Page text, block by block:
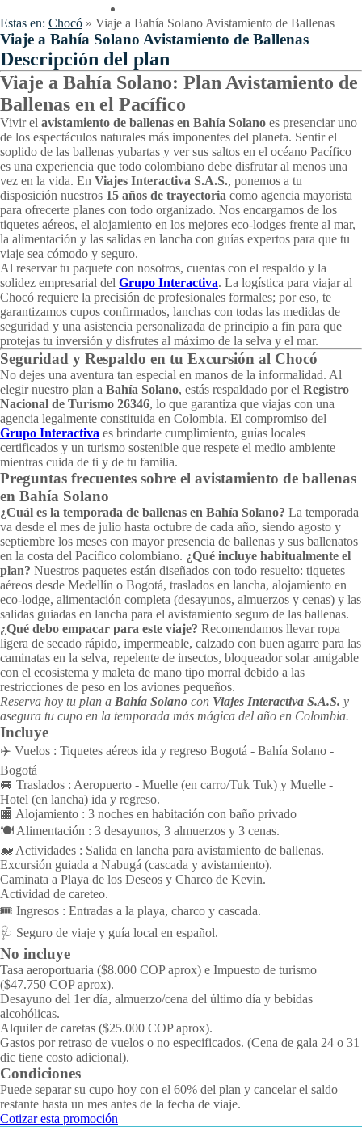
Estas en: Chocó » Viaje a Bahía Solano Avistamiento de Ballenas
Viaje a Bahía Solano Avistamiento de Ballenas
Descripción del plan
Viaje a Bahía Solano: Plan Avistamiento de
Ballenas en el Pacífico
Vivir el avistamiento de ballenas en Bahía Solano es presenciar uno
de los espectáculos naturales más imponentes del planeta. Sentir el
soplido de las ballenas yubartas y ver sus saltos en el océano Pacífico
es una experiencia que todo colombiano debe disfrutar al menos una
vez en la vida. En Viajes Interactiva S.A.S., ponemos a tu
disposición nuestros 15 años de trayectoria como agencia mayorista
para ofrecerte planes con todo organizado. Nos encargamos de los
tiquetes aéreos, el alojamiento en los mejores eco-lodges frente al mar,
la alimentación y las salidas en lancha con guías expertos para que tu
viaje sea cómodo y seguro.
Al reservar tu paquete con nosotros, cuentas con el respaldo y la
solidez empresarial del Grupo Interactiva. La logística para viajar al
Chocó requiere la precisión de profesionales formales; por eso, te
garantizamos cupos confirmados, lanchas con todas las medidas de
seguridad y una asistencia personalizada de principio a fin para que
protejas tu inversión y disfrutes al máximo de la selva y el mar.
Seguridad y Respaldo en tu Excursión al Chocó
No dejes una aventura tan especial en manos de la informalidad. Al
elegir nuestro plan a Bahía Solano, estás respaldado por el Registro
Nacional de Turismo 26346, lo que garantiza que viajas con una
agencia legalmente constituida en Colombia. El compromiso del
Grupo Interactiva es brindarte cumplimiento, guías locales
certificados y un turismo sostenible que respete el medio ambiente
mientras cuida de ti y de tu familia.
Preguntas frecuentes sobre el avistamiento de ballenas
en Bahía Solano
¿Cuál es la temporada de ballenas en Bahía Solano? La temporada
va desde el mes de julio hasta octubre de cada año, siendo agosto y
septiembre los meses con mayor presencia de ballenas y sus ballenatos
en la costa del Pacífico colombiano. ¿Qué incluye habitualmente el
plan? Nuestros paquetes están diseñados con todo resuelto: tiquetes
aéreos desde Medellín o Bogotá, traslados en lancha, alojamiento en
eco-lodge, alimentación completa (desayunos, almuerzos y cenas) y las
salidas guiadas en lancha para el avistamiento seguro de las ballenas.
¿Qué debo empacar para este viaje? Recomendamos llevar ropa
ligera de secado rápido, impermeable, calzado con buen agarre para las
caminatas en la selva, repelente de insectos, bloqueador solar amigable
con el ecosistema y maleta de mano tipo morral debido a las
restricciones de peso en los aviones pequeños.
Reserva hoy tu plan a Bahía Solano con Viajes Interactiva S.A.S. y
asegura tu cupo en la temporada más mágica del año en Colombia.
Incluye
✈️ Vuelos : Tiquetes aéreos ida y regreso Bogotá - Bahía Solano -
Bogotá
🚐 Traslados : Aeropuerto - Muelle (en carro/Tuk Tuk) y Muelle -
Hotel (en lancha) ida y regreso.
🏬 Alojamiento : 3 noches en habitación con baño privado
🍽️ Alimentación : 3 desayunos, 3 almuerzos y 3 cenas.
🐋 Actividades : Salida en lancha para avistamiento de ballenas.
Excursión guiada a Nabugá (cascada y avistamiento).
Caminata a Playa de los Deseos y Charco de Kevin.
Actividad de careteo.
🎟️ Ingresos : Entradas a la playa, charco y cascada.
🩺 Seguro de viaje y guía local en español.
No incluye
Tasa aeroportuaria ($8.000 COP aprox) e Impuesto de turismo
($47.750 COP aprox).
Desayuno del 1er día, almuerzo/cena del último día y bebidas
alcohólicas.
Alquiler de caretas ($25.000 COP aprox).
Gastos por retraso de vuelos o no especificados. (Cena de gala 24 o 31
dic tiene costo adicional).
Condiciones
Puede separar su cupo hoy con el 60% del plan y cancelar el saldo
restante hasta un mes antes de la fecha de viaje.
Cotizar esta promoción